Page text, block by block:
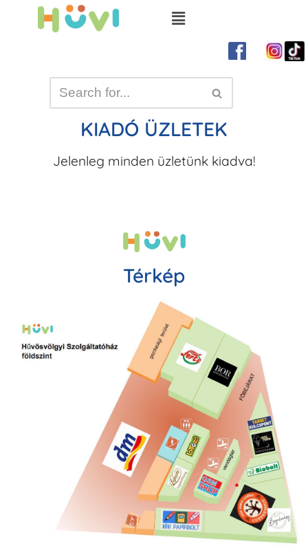
KIADÓ ÜZLETEK
Jelenleg minden üzletünk kiadva!
Térkép